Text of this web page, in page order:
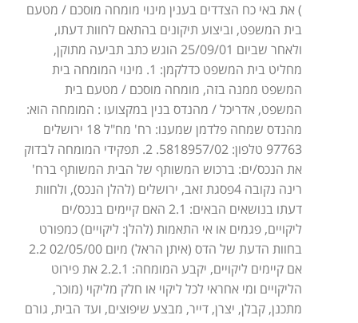
) את באי כח הצדדים בענין מינוי מומחה מוסכם / מטעם
בית המשפט, וביצוע תיקונים בהתאם לחוות דעתו,
ולאחר שביום 25/09/01 הוגש כתב תביעה מתוקן,
מחליט בית המשפט כדלקמן: 1. מינוי המומחה בית
המשפט ממנה בזה, מומחה מוסכם / מטעם בית
המשפט, אדריכל / מהנדס בנין במקצועו : המומחה הוא:
מהנדס שמחה פלדמן שמענו: רח' מח"ל 18 ירושלים
97763 טלפון: 5818957/02. 2. תפקידי המומחה לבדוק
את הנכס/ים: ברכוש המשותף של הבית המשותף ברח'
רינה נקובה 4פסגת זאב, ירושלים (להלן הנכס), ולחוות
דעתו בנושאים הבאים: 2.1 האם קיימים בנכס/ים
ליקויים, פגמים או אי התאמות (להלן: ליקויים) כמפורט
בחוות הדעת של הדס (איתן הראל) מיום 02/05/00 2.2
אם קיימים ליקויים, יקבע המומחה: 2.2.1 את פירוט
הליקויים ומי אחראי לכל ליקוי או חלק מליקוי (מוכר,
מתכנן, קבלן, יצרן, דייר, מבצע שיפוצים, ועד הבית, גורם